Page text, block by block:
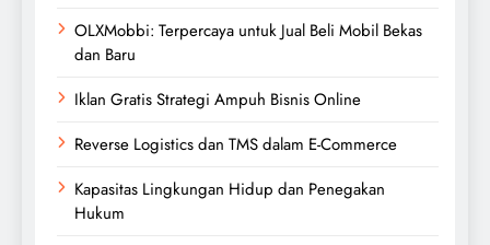
OLXMobbi: Terpercaya untuk Jual Beli Mobil Bekas
dan Baru
Iklan Gratis Strategi Ampuh Bisnis Online
Reverse Logistics dan TMS dalam E-Commerce
Kapasitas Lingkungan Hidup dan Penegakan
Hukum